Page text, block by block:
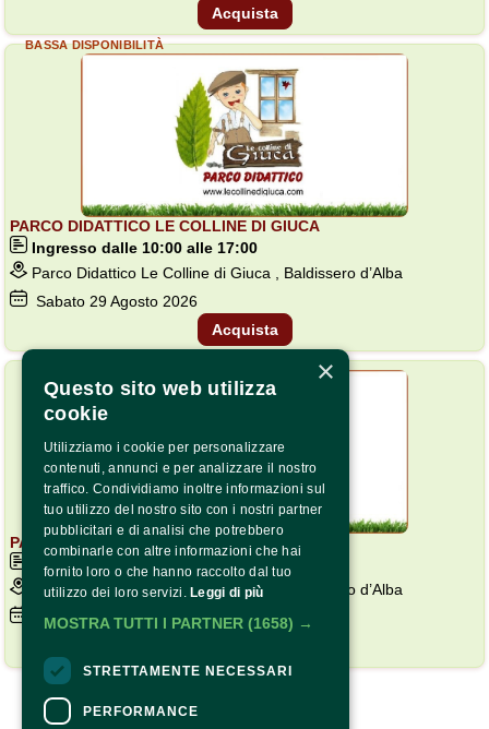
Acquista
PARCO DIDATTICO LE COLLINE DI GIUCA
Ingresso dalle 10:00 alle 17:00
Parco Didattico Le Colline di Giuca , Baldissero d’Alba
Sabato 29Agosto 2026
BASSA DISPONIBILITÀ
Acquista
PARCO DIDATTICO LE COLLINE DI GIUCA
Ingresso dalle 10:00 alle 17:00
Parco Didattico Le Colline di Giuca , Baldissero d’Alba
Domenica 30 Agosto 2026
Copyright © 2022 – P.Iva 03561980040
×
Questo sito web utilizza
cookie
Utilizziamo i cookie per personalizzare
contenuti, annunci e per analizzare il nostro
traffico. Condividiamo inoltre informazioni sul
tuo utilizzo del nostro sito con i nostri partner
pubblicitari e di analisi che potrebbero
combinarle con altre informazioni che hai
fornito loro o che hanno raccolto dal tuo
utilizzo dei loro servizi. Leggi di più
MOSTRA TUTTI I PARTNER (1658) →
STRETTAMENTE NECESSARI
PERFORMANCE